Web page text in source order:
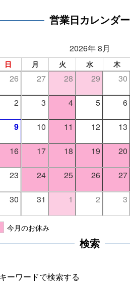
営業日カレンダー
2026年 8月
日 月 火 水 木
26 27 28 29 30
2 3 4 5 6
9 10 11 12 13
16 17 18 19 20
23 24 25 26 27
30 31 1 2 3
今月のお休み
検索